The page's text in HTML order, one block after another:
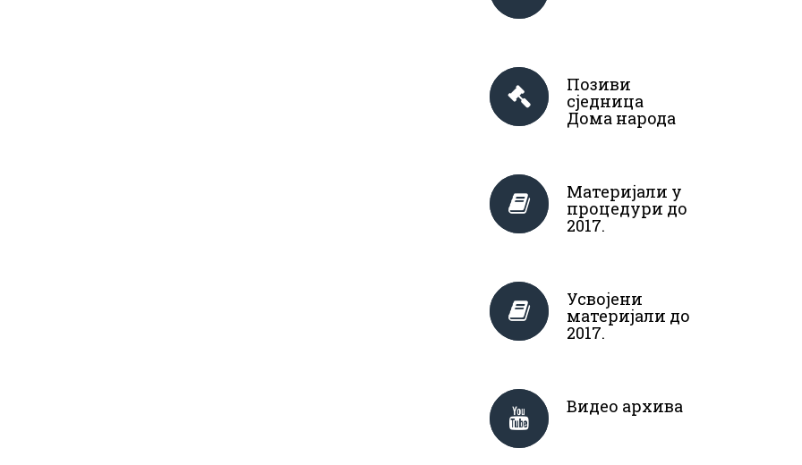
Позиви
сједница
Дома народа
Материјали у
процедури до
2017.
Усвојени
материјали до
2017.
Видео архива